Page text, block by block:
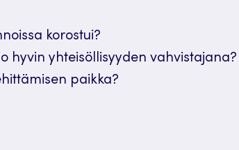
korostui?
hyvin yhteisöllisyyden vahvistajana?
paikka?